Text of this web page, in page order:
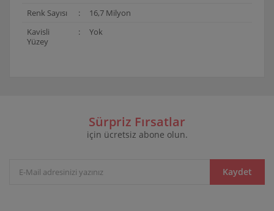
Renk Sayısı :
16,7 Milyon
Kavisli
Yüzey
: Yok
Yorum Yaz
Ürün resmi kalitesiz, bozuk veya görüntülenemiyor.
Ürün bilgilerinde hatalar bulunuyor.
Sürpriz Fırsatlar
için ücretsiz abone olun.
Kaydet